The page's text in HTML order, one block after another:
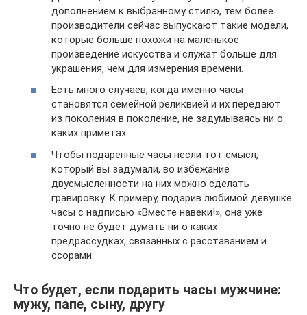
дополнением к выбранному стилю, тем более
производители сейчас выпускают такие модели,
которые больше похожи на маленькое
произведение искусства и служат больше для
украшения, чем для измерения времени.
Есть много случаев, когда именно часы
становятся семейной реликвией и их передают
из поколения в поколение, не задумываясь ни о
каких приметах.
Чтобы подаренные часы несли тот смысл,
который вы задумали, во избежание
двусмысленности на них можно сделать
гравировку. К примеру, подарив любимой девушке
часы с надписью «Вместе навеки!», она уже
точно не будет думать ни о каких
предрассудках, связанных с расставанием и
ссорами.
Что будет, если подарить часы мужчине:
мужу, папе, сыну, другу